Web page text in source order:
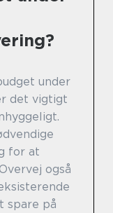
under
det vigtigt
for at
også
spare på